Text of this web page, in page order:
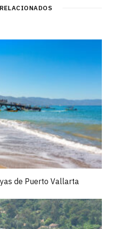
de Puerto Vallarta